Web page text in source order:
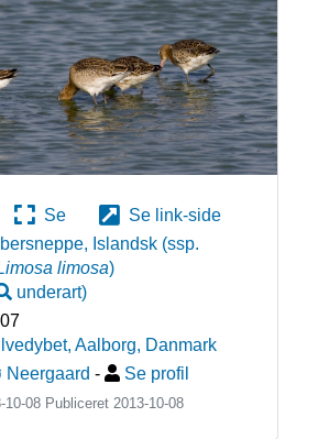
Se
Se link-side
Islandsk (ssp.
limosa)
underart)
Aalborg, Danmark
Neergaard - Se profil
10-08 Publiceret 2013-10-08